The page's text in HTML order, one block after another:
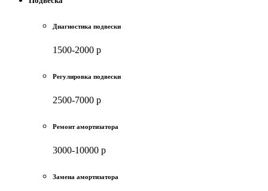
Диагностика подвески
1500-2000 р
Регулировка подвески
2500-7000 р
Ремонт амортизатора
3000-10000 р
Замена амортизатора